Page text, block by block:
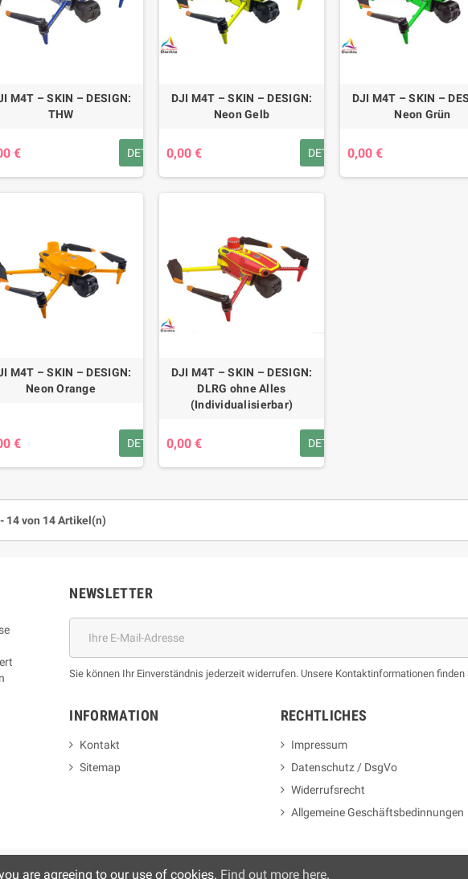
M4T – SKIN – DESIGN:
THW
€ DETAILS
DJI M4T – SKIN – DESIGN:
Neon Gelb
0,00 € DETAILS
DJI M4T – SKIN –
Neon Grün
0,00 €
M4T – SKIN – DESIGN:
Neon Orange
€ DETAILS
DJI M4T – SKIN – DESIGN:
DLRG ohne Alles
(Individualisierbar)
0,00 € DETAILS
14 von 14 Artikel(n)
NEWSLETTER
Sie können Ihr Einverständnis jederzeit widerrufen. Unsere Kontaktinformationen
INFORMATION
Kontakt
Sitemap
RECHTLICHES
Impressum
Datenschutz / DsgVo
Widerrufsrecht
Allgemeine Geschäftsbedinnungen
are agreeing to our use of cookies. Find out more here.